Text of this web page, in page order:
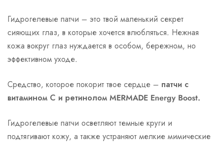
Гидрогелевые патчи – это твой маленький секрет
сияющих глаз, в которые хочется влюбляться. Нежная
кожа вокруг глаз нуждается в особом, бережном, но
эффективном уходе.
Средство, которое покорит твое сердце – патчи с
витамином С и ретинолом MERMADE Energy Boost.
Гидрогелевые патчи осветляют темные круги и
подтягивают кожу, а также устраняют мелкие мимические